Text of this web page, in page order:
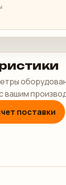
вашим
поставки